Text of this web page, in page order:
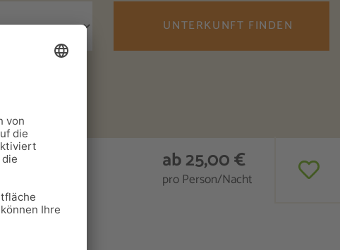
UNTERKUNFT FINDEN
ab 25,00 €
pro Person/Nacht